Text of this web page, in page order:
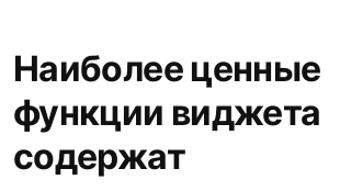
Лента Pinterest Лента Instagram
Наиболее ценные
функции виджета
содержат